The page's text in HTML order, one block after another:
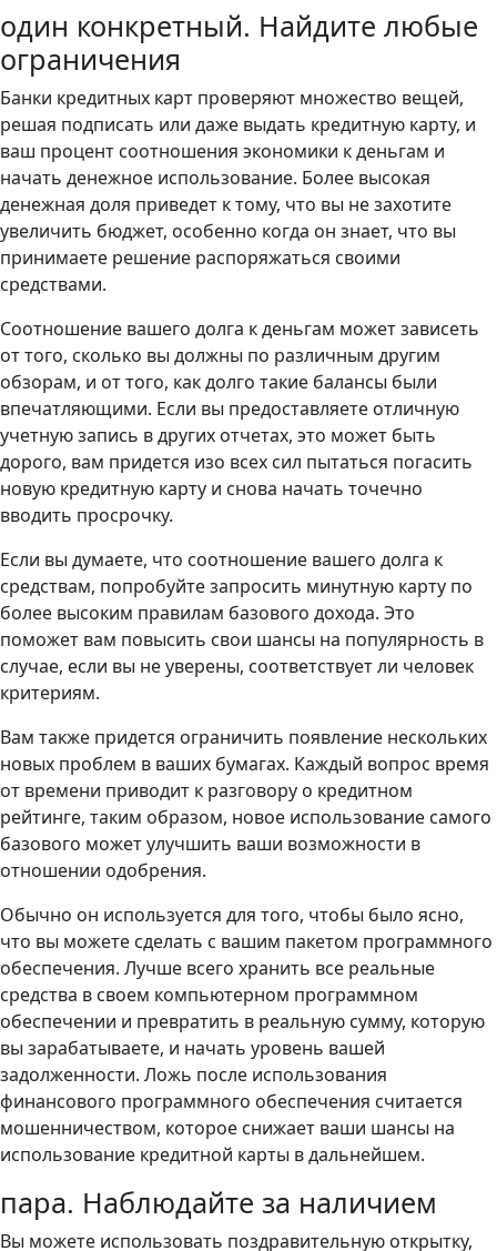
один конкретный. Найдите любые
ограничения
Банки кредитных карт проверяют множество вещей,
решая подписать или даже выдать кредитную карту, и
ваш процент соотношения экономики к деньгам и
начать денежное использование. Более высокая
денежная доля приведет к тому, что вы не захотите
увеличить бюджет, особенно когда он знает, что вы
принимаете решение распоряжаться своими
средствами.
Соотношение вашего долга к деньгам может зависеть
от того, сколько вы должны по различным другим
обзорам, и от того, как долго такие балансы были
впечатляющими. Если вы предоставляете отличную
учетную запись в других отчетах, это может быть
дорого, вам придется изо всех сил пытаться погасить
новую кредитную карту и снова начать точечно
вводить просрочку.
Если вы думаете, что соотношение вашего долга к
средствам, попробуйте запросить минутную карту по
более высоким правилам базового дохода. Это
поможет вам повысить свои шансы на популярность в
случае, если вы не уверены, соответствует ли человек
критериям.
Вам также придется ограничить появление нескольких
новых проблем в ваших бумагах. Каждый вопрос время
от времени приводит к разговору о кредитном
рейтинге, таким образом, новое использование самого
базового может улучшить ваши возможности в
отношении одобрения.
Обычно он используется для того, чтобы было ясно,
что вы можете сделать с вашим пакетом программного
обеспечения. Лучше всего хранить все реальные
средства в своем компьютерном программном
обеспечении и превратить в реальную сумму, которую
вы зарабатываете, и начать уровень вашей
задолженности. Ложь после использования
финансового программного обеспечения считается
мошенничеством, которое снижает ваши шансы на
использование кредитной карты в дальнейшем.
пара. Наблюдайте за наличием
Вы можете использовать поздравительную открытку,